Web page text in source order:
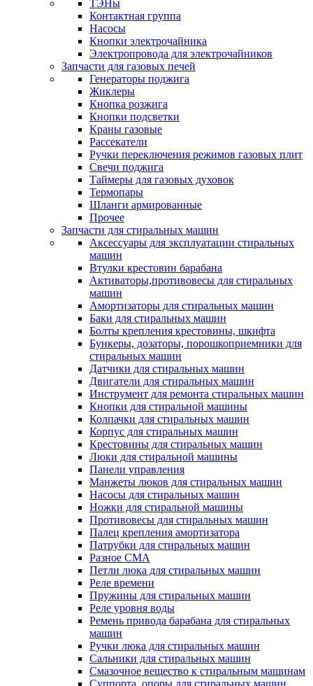
ТЭНы
Контактная группа
Насосы
Кнопки электрочайника
Электропровода для электрочайников
Запчасти для газовых печей
Генераторы поджига
Жиклеры
Кнопка розжига
Кнопки подсветки
Краны газовые
Рассекатели
Ручки переключения режимов газовых плит
Свечи поджига
Таймеры для газовых духовок
Термопары
Шланги армированные
Прочее
Запчасти для стиральных машин
Аксессуары для эксплуатации стиральных
машин
Втулки крестовин барабана
Активаторы,противовесы для стиральных
машин
Амортизаторы для стиральных машин
Баки для стиральных машин
Болты крепления крестовины, шкифта
Бункеры, дозаторы, порошкоприемники для
стиральных машин
Датчики для стиральных машин
Двигатели для стиральных машин
Инструмент для ремонта стиральных машин
Кнопки для стиральной машины
Колпачки для стиральных машин
Корпус для стиральных машин
Крестовины для стиральных машин
Люки для стиральной машины
Панели управления
Манжеты люков для стиральных машин
Насосы для стиральных машин
Ножки для стиральной машины
Противовесы для стиральных машин
Палец крепления амортизатора
Патрубки для стиральных машин
Разное СМА
Петли люка для стиральных машин
Реле времени
Пружины для стиральных машин
Реле уровня воды
Ремень привода барабана для стиральных
машин
Ручки люка для стиральных машин
Сальники для стиральных машин
Смазочное вещество к стиральным машинам
Суппорта, опоры для стиральных машин